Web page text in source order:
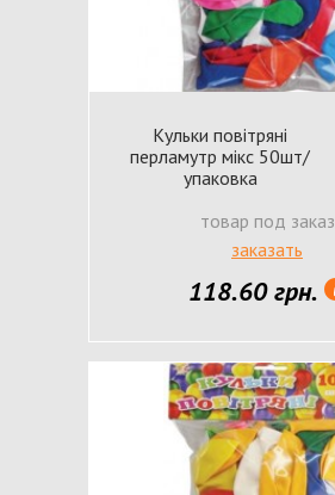
Кульки повітряні
перламутр мікс 50шт/
упаковка
товар под заказ
заказать
118.60 грн.